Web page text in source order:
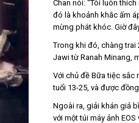
Chan nói: “Tôi luôn
đó là khoảnh khắc ấm
mừng phát khóc. Giờ
Trong khi đó, chàng trai
Jawi từ Ranah Minang,
Với chủ đề Bữa tiệc sắc
tuổi 13-25, và được
Ngoài ra, giải khán giả
với một túi máy ảnh